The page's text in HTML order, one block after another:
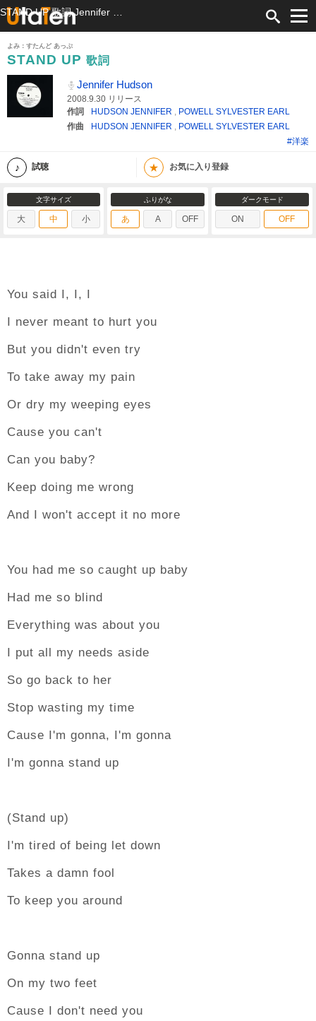
よみ：すたんど あっぷ
STAND UP 歌詞
Jennifer Hudson
2008.9.30 リリース
作詞
HUDSON JENNIFER , POWELL SYLVESTER EARL
作曲
HUDSON JENNIFER , POWELL SYLVESTER EARL
#洋楽
試聴 ★ お気に入り登録
文字サイズ
大 中 小
ふりがな
あ A OFF
ダークモード
ON OFF
You said I, I, I
I never meant to hurt you
But you didn't even try
To take away my pain
Or dry my weeping eyes
Cause you can't
Can you baby?
Keep doing me wrong
And I won't accept it no more
You had me so caught up baby
Had me so blind
Everything was about you
I put all my needs aside
So go back to her
Stop wasting my time
Cause I'm gonna, I'm gonna
I'm gonna stand up
(Stand up)
I'm tired of being let down
Takes a damn fool
To keep you around
Gonna stand up
On my two feet
Cause I don't need you